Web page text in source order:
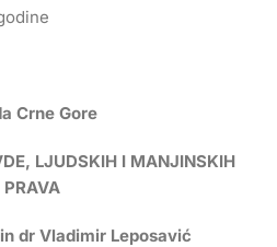
Crne Gore
LJUDSKIH I MANJINSKIH
PRAVA
dr Vladimir Leposavić